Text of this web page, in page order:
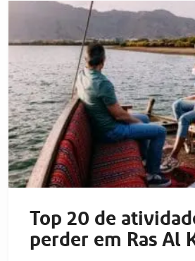
Top 20 de
perder em Ras Al